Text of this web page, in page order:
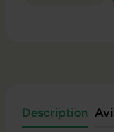
Description